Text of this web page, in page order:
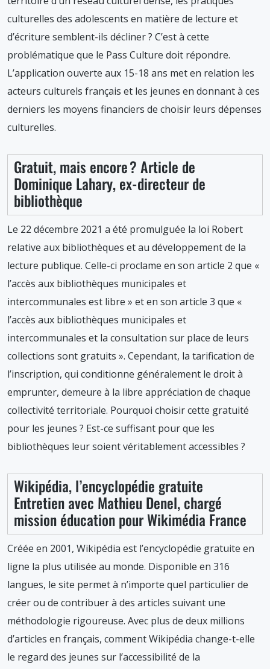
culturelles des adolescents en matière de lecture et
d’écriture semblent-ils décliner ? C’est à cette
problématique que le Pass Culture doit répondre.
L’application ouverte aux 15-18 ans met en relation les
acteurs culturels français et les jeunes en donnant à ces
derniers les moyens financiers de choisir leurs dépenses
culturelles.
Gratuit, mais encore ? Article de
Dominique Lahary, ex-directeur de
bibliothèque
Le 22 décembre 2021 a été promulguée la loi Robert
relative aux bibliothèques et au développement de la
lecture publique. Celle-ci proclame en son article 2 que «
l’accès aux bibliothèques municipales et
intercommunales est libre » et en son article 3 que «
l’accès aux bibliothèques municipales et
intercommunales et la consultation sur place de leurs
collections sont gratuits ». Cependant, la tarification de
l’inscription, qui conditionne généralement le droit à
emprunter, demeure à la libre appréciation de chaque
collectivité territoriale. Pourquoi choisir cette gratuité
pour les jeunes ? Est-ce suffisant pour que les
bibliothèques leur soient véritablement accessibles ?
Wikipédia, l’encyclopédie gratuite
Entretien avec Mathieu Denel, chargé
mission éducation pour Wikimédia France
Créée en 2001, Wikipédia est l’encyclopédie gratuite en
ligne la plus utilisée au monde. Disponible en 316
langues, le site permet à n’importe quel particulier de
créer ou de contribuer à des articles suivant une
méthodologie rigoureuse. Avec plus de deux millions
d’articles en français, comment Wikipédia change-t-elle
le regard des jeunes sur l’accessibilité de la